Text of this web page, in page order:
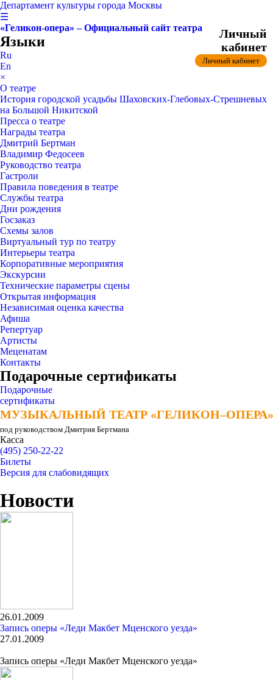
Департамент культуры города Москвы
☰
«Геликон-опера» – Официальный сайт театра
Языки
Ru
En
×
О театре
История городской усадьбы Шаховских-Глебовых-Стрешневых
на Большой Никитской
Пресса о театре
Награды театра
Дмитрий Бертман
Владимир Федосеев
Руководство театра
Гастроли
Правила поведения в театре
Службы театра
Дни рождения
Госзаказ
Схемы залов
Виртуальный тур по театру
Интерьеры театра
Корпоративные мероприятия
Экскурсии
Технические параметры сцены
Открытая информация
Независимая оценка качества
Афиша
Репертуар
Артисты
Меценатам
Контакты
Подарочные сертификаты
Подарочные
сертификаты
МУЗЫКАЛЬНЫЙ ТЕАТР «ГЕЛИКОН–ОПЕРА»
МУЗЫКАЛЬНЫЙ ТЕАТР «ГЕЛИКОН–ОПЕРА»
под руководством Дмитрия Бертмана
Касса
(495) 250-22-22
Личный
кабинет
Личный кабинет
Билеты
Версия для слабовидящих
Новости
26.01.2009
Запись оперы «Леди Макбет Мценского уезда»
27.01.2009
Запись оперы «Леди Макбет Мценского уезда»